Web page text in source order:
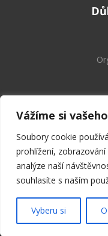
Vážíme si
Soubory cookie
prohlížení,
analýze naší
souhlasíte s naším
Vyberu si
Střední
a Vyšší
2026 © SPŠ a VOŠ